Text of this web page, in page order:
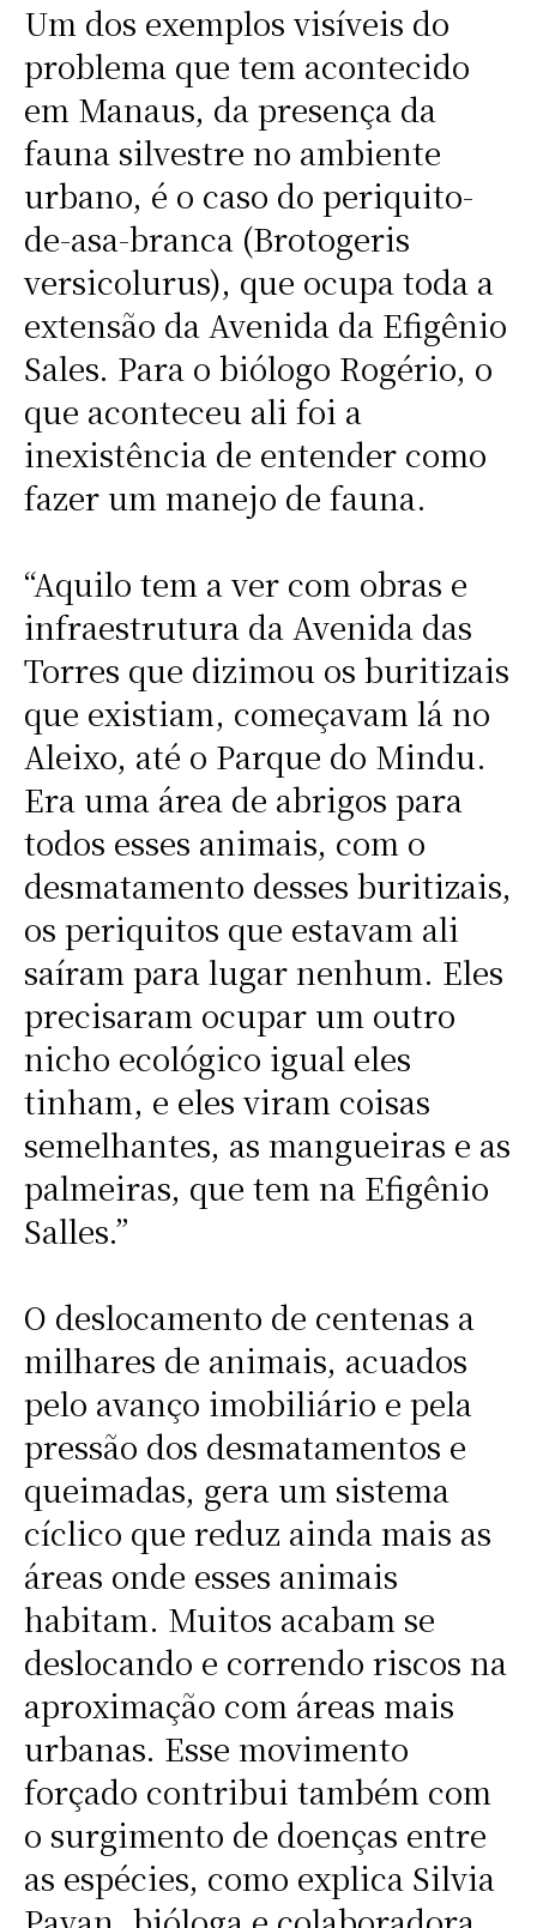
Um dos exemplos visíveis do
problema que tem acontecido
em Manaus, da presença da
fauna silvestre no ambiente
urbano, é o caso do periquito-
de-asa-branca (Brotogeris
versicolurus), que ocupa toda a
extensão da Avenida da Efigênio
Sales. Para o biólogo Rogério, o
que aconteceu ali foi a
inexistência de entender como
fazer um manejo de fauna.
“Aquilo tem a ver com obras e
infraestrutura da Avenida das
Torres que dizimou os buritizais
que existiam, começavam lá no
Aleixo, até o Parque do Mindu.
Era uma área de abrigos para
todos esses animais, com o
desmatamento desses buritizais,
os periquitos que estavam ali
saíram para lugar nenhum. Eles
precisaram ocupar um outro
nicho ecológico igual eles
tinham, e eles viram coisas
semelhantes, as mangueiras e as
palmeiras, que tem na Efigênio
Salles.”
O deslocamento de centenas a
milhares de animais, acuados
pelo avanço imobiliário e pela
pressão dos desmatamentos e
queimadas, gera um sistema
cíclico que reduz ainda mais as
áreas onde esses animais
habitam. Muitos acabam se
deslocando e correndo riscos na
aproximação com áreas mais
urbanas. Esse movimento
forçado contribui também com
o surgimento de doenças entre
as espécies, como explica Silvia